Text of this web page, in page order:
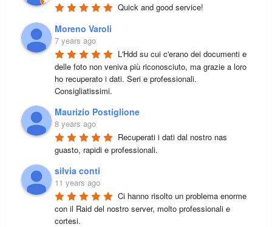
Quick and good service!
Moreno Varoli
7 years ago
L'Hdd su cui c'erano dei documenti e
delle foto non veniva più riconosciuto, ma grazie a loro
ho recuperato i dati. Seri e professionali.
Consigliatissimi.
Maurizio Postiglione
8 years ago
Recuperati i dati dal nostro nas
guasto, rapidi e professionali.
silvia conti
11 years ago
Ci hanno risolto un problema enorme
con il Raid del nostro server, molto professionali e
cortesi.